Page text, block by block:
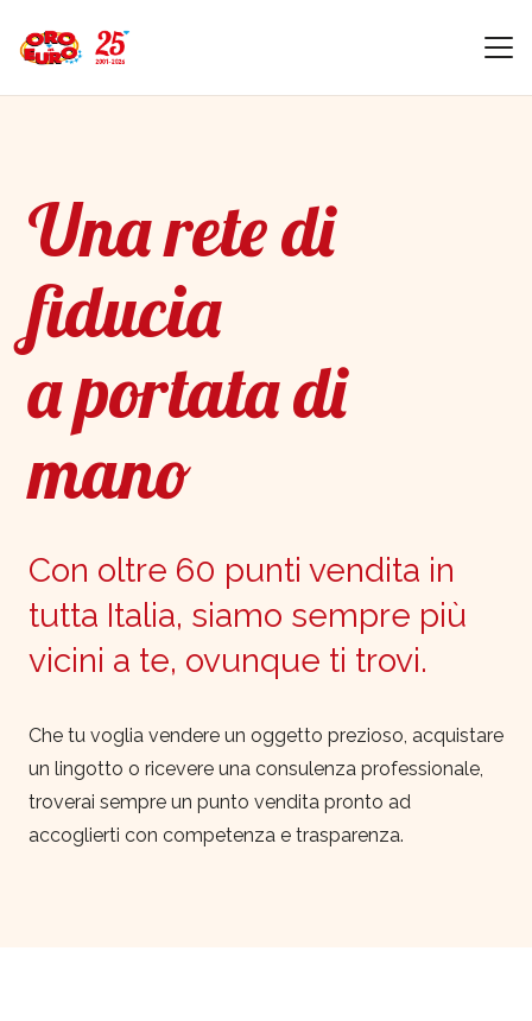
Una rete di
fiducia
a portata di
mano
Con oltre 60 punti vendita in
tutta Italia, siamo sempre più
vicini a te, ovunque ti trovi.
Che tu voglia vendere un oggetto prezioso, acquistare
un lingotto o ricevere una consulenza professionale,
troverai sempre un punto vendita pronto ad
accoglierti con competenza e trasparenza.